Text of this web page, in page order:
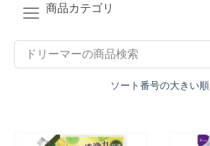
商品カテゴリ
ソート番号の大きい順